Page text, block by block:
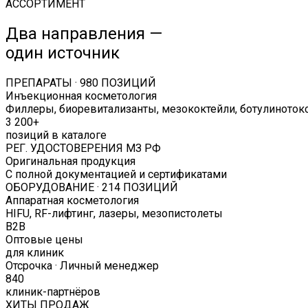
АССОРТИМЕНТ
Два направления —
один источник
ПРЕПАРАТЫ · 980 ПОЗИЦИЙ
Инъекционная косметология
Филлеры, биоревитализанты, мезококтейли,
3 200+
позиций в каталоге
РЕГ. УДОСТОВЕРЕНИЯ МЗ РФ
Оригинальная продукция
С полной документацией и сертификатами
ОБОРУДОВАНИЕ · 214 ПОЗИЦИЙ
Аппаратная косметология
HIFU, RF-лифтинг, лазеры, мезопистолеты
B2B
Оптовые цены
для клиник
Отсрочка · Личный менеджер
840
клиник-партнёров
ХИТЫ ПРОДАЖ